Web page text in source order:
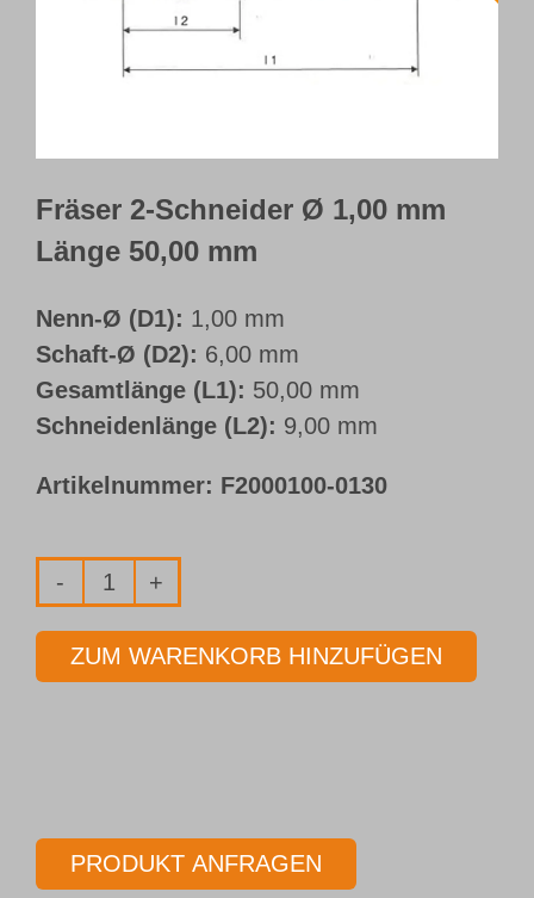
Webshop
Fräser 2-Schneider Ø 1,00 mm
Länge 50,00 mm
Nenn-Ø (D1): 1,00 mm
Schaft-Ø (D2): 6,00 mm
Gesamtlänge (L1): 50,00 mm
Schneidenlänge (L2): 9,00 mm
Artikelnummer: F2000100-0130
Fräser
2-
Schneider
50,00
mm
ZUM WARENKORB HINZUFÜGEN
PRODUKT ANFRAGEN